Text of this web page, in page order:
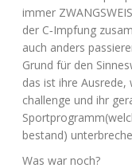
immer
der C‑Impfung
auch anders
Grund für den
das ist ihre
chall­enge und ihr
bestand)
Was war noch?